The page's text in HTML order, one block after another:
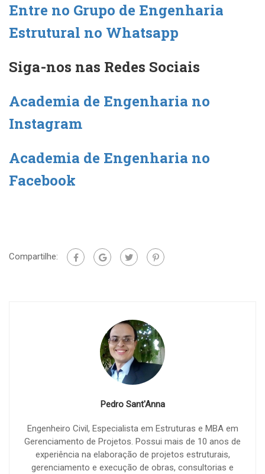
Entre no Grupo de Engenharia
Estrutural no Whatsapp
Siga-nos nas Redes Sociais
Academia de Engenharia no
Instagram
Academia de Engenharia no
Facebook
Compartilhe:
Pedro Sant'Anna
Engenheiro Civil, Especialista em Estruturas e MBA em
Gerenciamento de Projetos. Possui mais de 10 anos de
experiência na elaboração de projetos estruturais,
gerenciamento e execução de obras, consultorias e